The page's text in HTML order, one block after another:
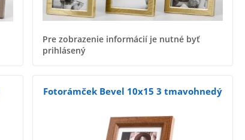
Pre zobrazenie informácií je nutné byť
prihlásený
Fotorámček Bevel 10x15 3 tmavohnedý